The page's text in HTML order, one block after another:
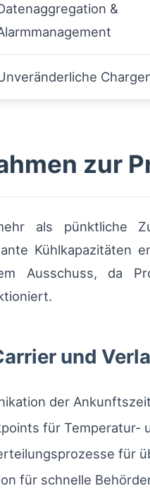
&
zur
als pünktliche
Ausschuss, da
und
der
für Temperatur-
für
für schnelle